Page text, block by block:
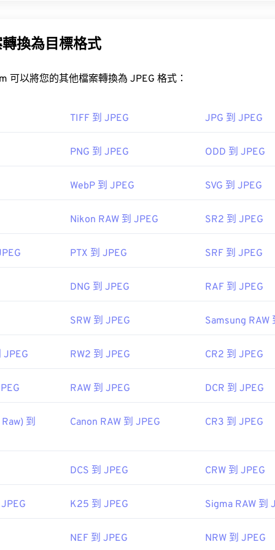
統上，可以使用開源程式darktable 檢視 ARW 檔案。
color: rgb(255, 255, 255);">https://
。
器程式和應用程式都能辨識並開啟 JPEG 檔案。只需雙擊
OS 應用程式（例如 Apple Preview）中自動開啟。
換為目標格式
FreeConvert.com 可以將您的其他檔案轉換為 JPEG 格式：
TIFF 到 JPEG JPG 到 JPEG
PNG 到 JPEG ODD 到 JPEG
WebP 到 JPEG SVG 到 JPEG
Nikon RAW 到 JPEG SR2 到 JPEG
PTX 到 JPEG SRF 到 JPEG
DNG 到 JPEG RAF 到 JPEG
SRW 到 JPEG Samsung RAW
JPEG RW2 到 JPEG CR2 到 JPEG
RAW 到 JPEG DCR 到 JPEG
到 Canon RAW 到 JPEG CR3 到 JPEG
DCS 到 JPEG CRW 到 JPEG
K25 到 JPEG Sigma RAW 到
NEF 到 JPEG NRW 到 JPEG